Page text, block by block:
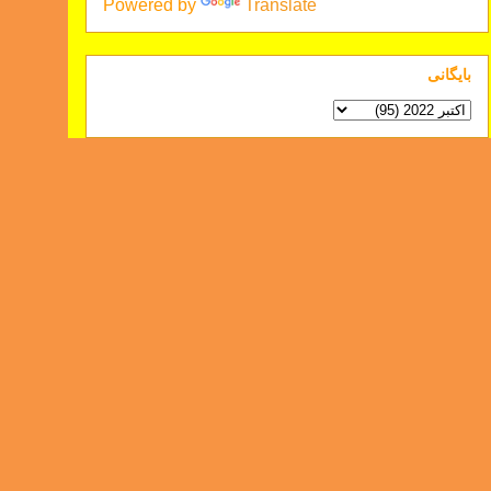
Powered by Translate
بايگانی